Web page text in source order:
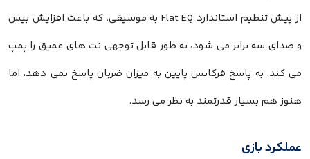
از پیش تنظیم استاندارد Flat EQ به موسیقی، که باعث افزایش بیس
و صدای سه برابر می شود، به طور قابل توجهی نت های عمیق را پمپ
می کند. به پاسخ فرکانس پایین به میزان ضربان پاسخ نمی دهد، اما
هنوز هم بسیار قدرتمند به نظر می رسد.
عملکرد بازی